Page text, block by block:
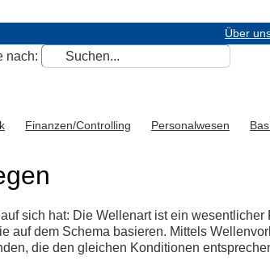
Über
nach:
Finanzen/Controlling Personalwesen
sich hat: Die Wellenart ist ein
auf dem Schema basieren. Mittels
die den gleichen Konditionen